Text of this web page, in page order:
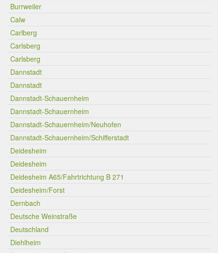
Burrweiler
Calw
Carlberg
Carlsberg
Carlsberg
Dannstadt
Dannstadt
Dannstadt-Schauernheim
Dannstadt-Schauernheim
Dannstadt-Schauernheim/Neuhofen
Dannstadt-Schauernheim/Schifferstadt
Deidesheim
Deidesheim
Deidesheim A65/Fahrtrichtung B 271
Deidesheim/Forst
Dernbach
Deutsche Weinstraße
Deutschland
Diehlheim